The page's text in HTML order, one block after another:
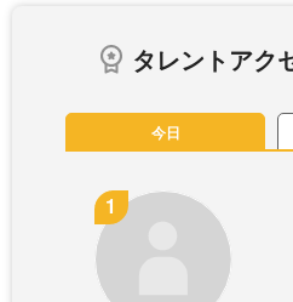
タレントアク
今日